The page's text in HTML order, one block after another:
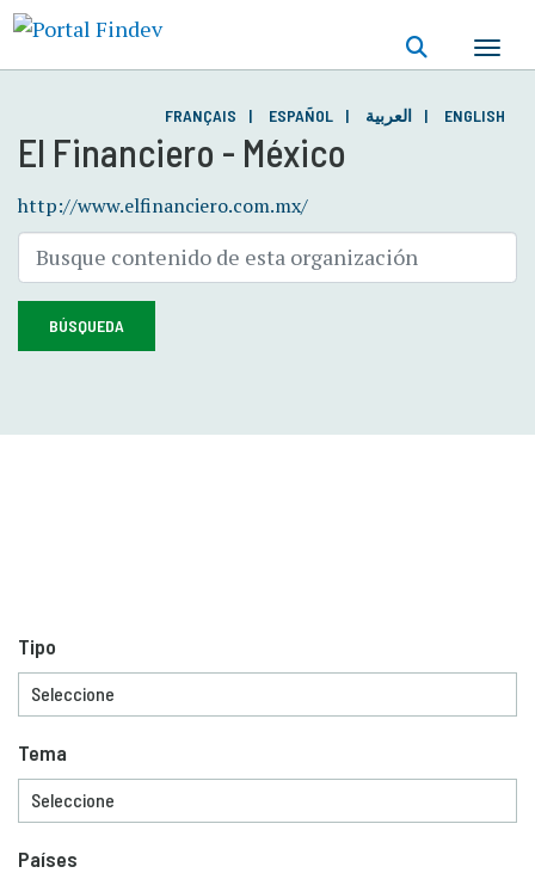
principal
El Financiero - México
http://www.elfinanciero.com.mx/
FRANÇAIS ESPAÑOL العربية ENGLISH
BÚSQUEDA
Tipo
Tema
Países